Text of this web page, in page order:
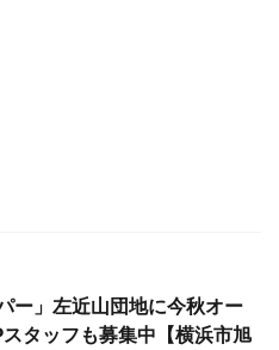
ー」左近山団地に今秋オー
タッフも募集中【横浜市旭